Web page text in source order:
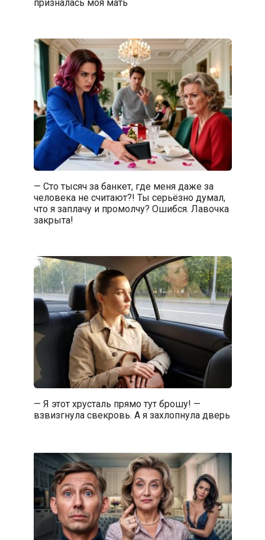
призналась моя мать
— Сто тысяч за банкет, где меня даже за
человека не считают?! Ты серьёзно думал,
что я заплачу и промолчу? Ошибся. Лавочка
закрыта!
— Я этот хрусталь прямо тут брошу! —
взвизгнула свекровь. А я захлопнула дверь